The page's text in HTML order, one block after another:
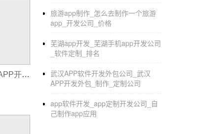
轻松上手手机软件原生APP开发的基础秘籍‌
旅游app制作_怎么去制作一个旅游
app_开发公司_价格
芜湖app开发_芜湖手机app开发公司
_软件定制_排名
武汉APP软件开发外包公司_武汉
APP开发外包_制作_定制公司
app软件开发_app定制开发公司_自
己制作app应用